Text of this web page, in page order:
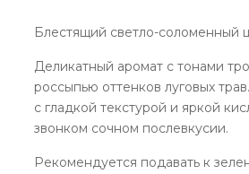
Блестящий светло-соломенный
Деликатный аромат с тонами
россыпью оттенков луговых
с гладкой текстурой и яркой
звонком сочном послевкусии.
Рекомендуется подавать к